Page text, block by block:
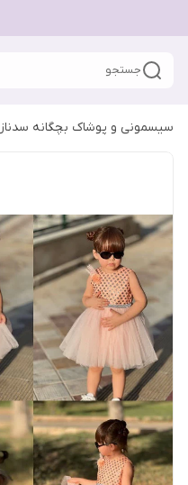
جستجو
سیسمونی و پوشاک بچگانه سدناز